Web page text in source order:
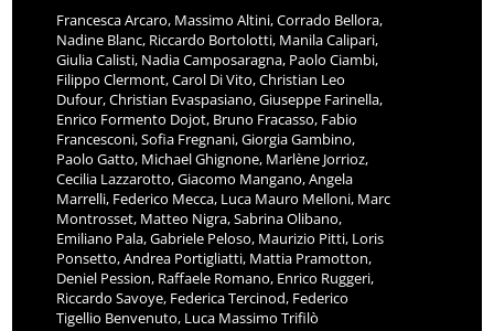
Francesca Arcaro, Massimo Altini, Corrado Bellora,
Nadine Blanc, Riccardo Bortolotti, Manila Calipari,
Giulia Calisti, Nadia Camposaragna, Paolo Ciambi,
Filippo Clermont, Carol Di Vito, Christian Leo
Dufour, Christian Evaspasiano, Giuseppe Farinella,
Enrico Formento Dojot, Bruno Fracasso, Fabio
Francesconi, Sofia Fregnani, Giorgia Gambino,
Paolo Gatto, Michael Ghignone, Marlène Jorrioz,
Cecilia Lazzarotto, Giacomo Mangano, Angela
Marrelli, Federico Mecca, Luca Mauro Melloni, Marc
Montrosset, Matteo Nigra, Sabrina Olibano,
Emiliano Pala, Gabriele Peloso, Maurizio Pitti, Loris
Ponsetto, Andrea Portigliatti, Mattia Pramotton,
Deniel Pession, Raffaele Romano, Enrico Ruggeri,
Riccardo Savoye, Federica Tercinod, Federico
Tigellio Benvenuto, Luca Massimo Trifilò